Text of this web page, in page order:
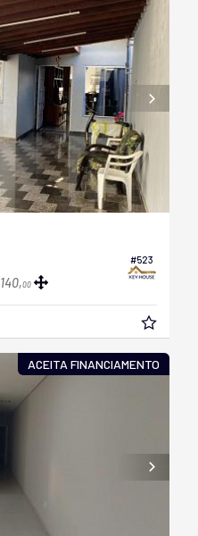
#523
140,00
ACEITA FINANCIAMENTO